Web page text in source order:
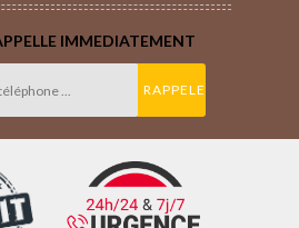
IMMEDIATEMENT